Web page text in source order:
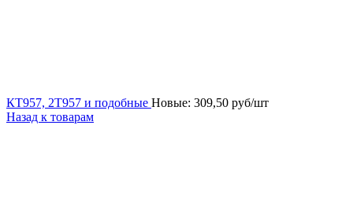
КТ957, 2Т957 и подобные Новые: 309,50 руб/шт
Назад к товарам